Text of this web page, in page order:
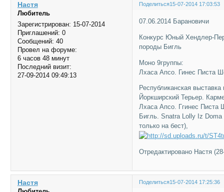
Поделиться15-07-2014 17:03:53
Настя
Любитель
Зарегистрирован: 15-07-2014
Приглашений: 0
Сообщений: 40
Провел на форуме:
6 часов 48 минут
Последний визит:
27-09-2014 09:49:13
07.06.2014 Барановичи
Конкурс Юный Хендлер-
породы Бигль
Моно 9группы:
Лхаса Апсо. Гинес Писта
Республиканская
Йоркширский Терьер.
Лхаса Апсо. Ггинес
Бигль. Snatra Lolly Iz
только на бест),
Отредактировано Настя
Поделиться15-07-2014 17:25:36
Настя